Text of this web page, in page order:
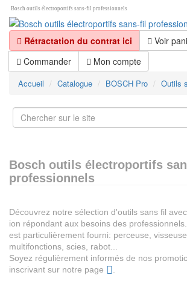
Bosch outils électroportifs sans-fil professionnels
Rétractation du contrat ici
Voir
Commander
Mon compte
Accueil Catalogue BOSCH Pro Outils
Bosch outils électroportifs
professionnels
Découvrez notre sélection d'outils sans fil
ion répondant aux besoins des
est particulièrement fourni: perceuse,
multifonctions, scies, rabot...
Soyez régulièrement informés de nos
inscrivant sur notre page